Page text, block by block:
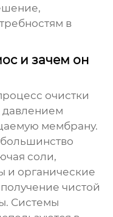
в
и зачем он
очистки
давлением
мембрану.
соли,
и органические
чистой
Системы